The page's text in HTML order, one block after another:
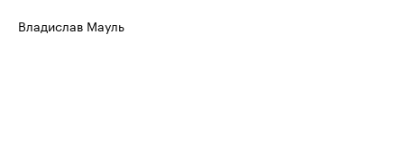
Владислав Мауль